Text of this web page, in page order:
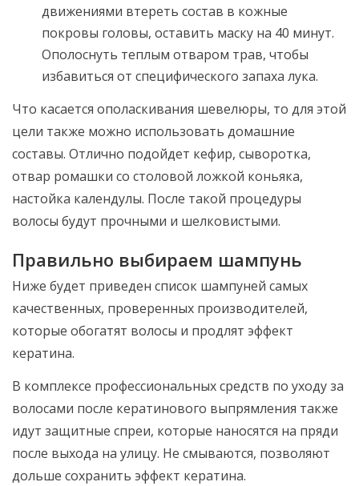
движениями втереть состав в кожные
покровы головы, оставить маску на 40 минут.
Ополоснуть теплым отваром трав, чтобы
избавиться от специфического запаха лука.
Что касается ополаскивания шевелюры, то для этой
цели также можно использовать домашние
составы. Отлично подойдет кефир, сыворотка,
отвар ромашки со столовой ложкой коньяка,
настойка календулы. После такой процедуры
волосы будут прочными и шелковистыми.
Правильно выбираем шампунь
Ниже будет приведен список шампуней самых
качественных, проверенных производителей,
которые обогатят волосы и продлят эффект
кератина.
В комплексе профессиональных средств по уходу за
волосами после кератинового выпрямления также
идут защитные спреи, которые наносятся на пряди
после выхода на улицу. Не смываются, позволяют
дольше сохранить эффект кератина.